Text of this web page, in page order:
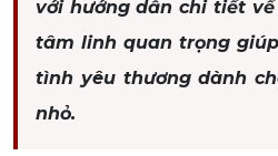
với hướng dẫn chi tiết
tâm linh quan trọng
tình yêu thương dành
nhỏ.